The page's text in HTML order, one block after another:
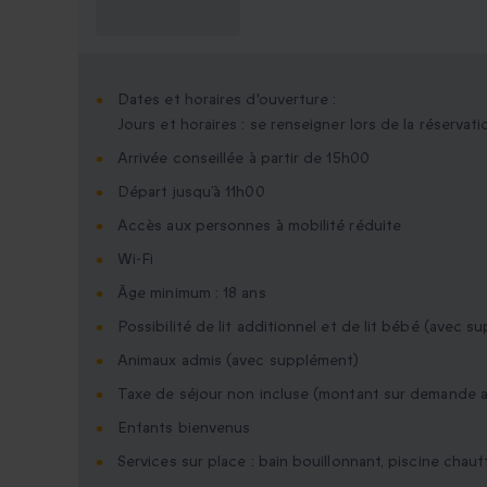
Dates et horaires d'ouverture :
Jours et horaires : se renseigner lors de la
Arrivée conseillée à partir de 15h00
Départ jusqu’à 11h00
Accès aux personnes à mobilité réduite
Wi-Fi
Âge minimum : 18 ans
Possibilité de lit additionnel et de lit bébé (avec
Animaux admis (avec supplément)
Taxe de séjour non incluse (montant sur demande
Enfants bienvenus
Services sur place : bain bouillonnant, piscine